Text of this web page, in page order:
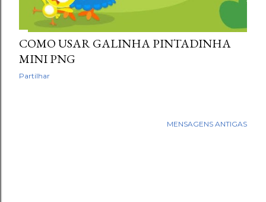
COMO USAR GALINHA PINTADINHA
MINI PNG
Partilhar
MENSAGENS ANTIGAS